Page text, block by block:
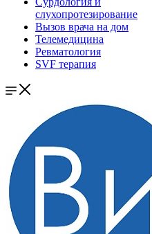
слухопротезирование
Вызов врача на дом
Телемедицина
Ревматология
SVF терапия